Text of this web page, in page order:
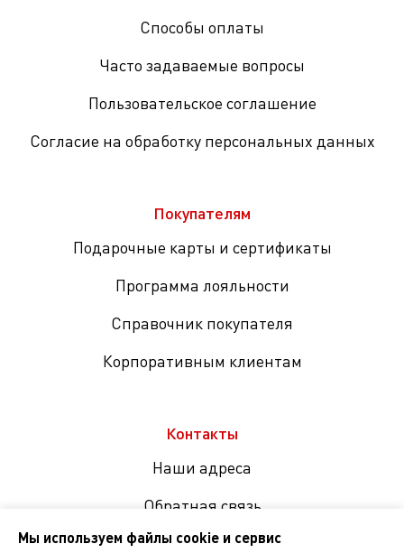
Способы оплаты
Часто задаваемые вопросы
Пользовательское соглашение
Согласие на обработку персональных данных
Покупателям
Подарочные карты и сертификаты
Программа лояльности
Справочник покупателя
Корпоративным клиентам
Контакты
Наши адреса
Обратная связь
Мы используем файлы cookie и сервис